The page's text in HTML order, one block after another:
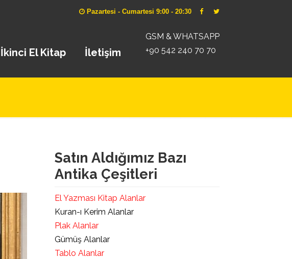
Pazartesi - Cumartesi 9:00 - 20:30
GSM & WHATSAPP
+90 542 240 70 70
İkinci El Kitap İletişim
Satın Aldığımız Bazı
Antika Çeşitleri
El Yazması Kitap Alanlar
Kuran-ı Kerim Alanlar
Plak Alanlar
Gümüş Alanlar
Tablo Alanlar